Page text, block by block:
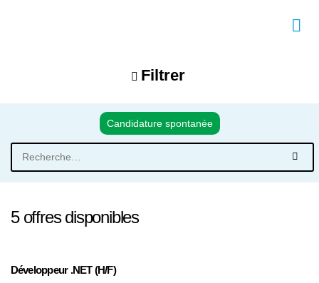
Filtrer
Candidature spontanée
5 offres disponibles
Développeur .NET (H/F)